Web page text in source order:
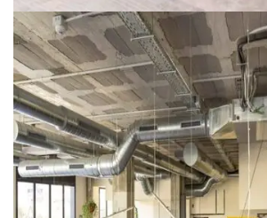
SUPERMERCADO
ECONOMY CASH – CASTELLÓN